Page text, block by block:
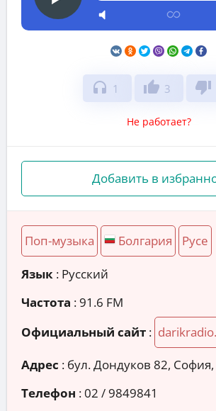
headphones 1 thumb_up 3 thumb_down
Не работает?
Добавить в
Поп-музыка Болгария Русе
Язык : Русский
Частота : 91.6 FM
Официальный сайт :
Адрес : бул. Дондуков 82, София,
Телефон :02 / 9849841